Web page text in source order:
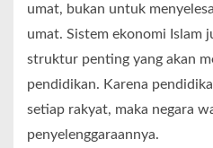
umat, bukan untuk
umat. Sistem ekonomi Islam
struktur penting yang akan
pendidikan. Karena
setiap rakyat, maka negara
penyelenggaraannya.